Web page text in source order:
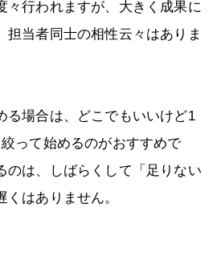
々行われますが、大きく成果に
担当者同士の相性云々はありま
る場合は、どこでもいいけど1
って始めるのがおすすめで
のは、しばらくして「足りない
はありません。